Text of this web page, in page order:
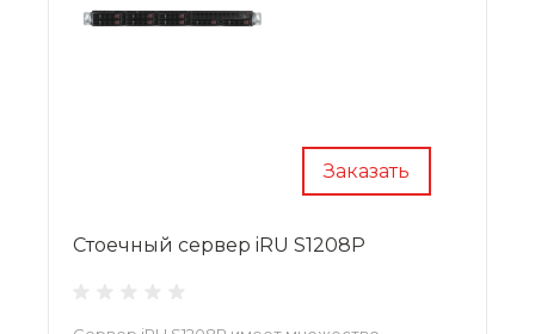
Заказать
Стоечный сервер iRU S1208P